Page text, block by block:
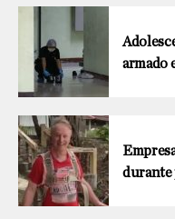
armado
durante